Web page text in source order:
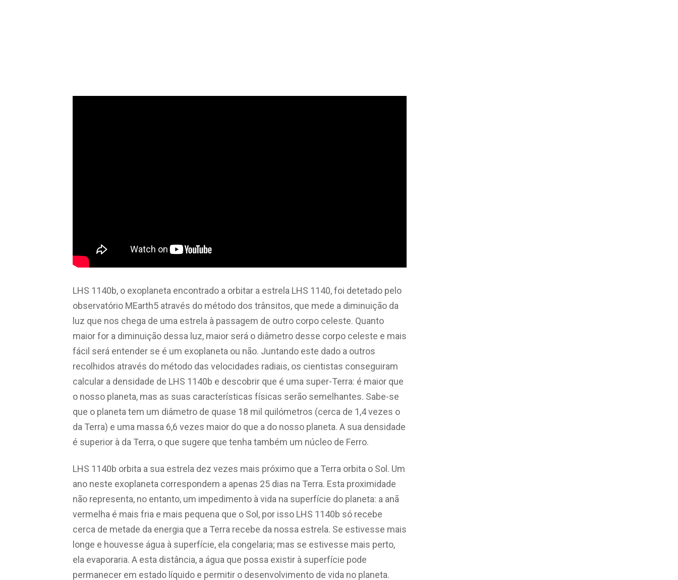
LHS 1140b, o exoplaneta encontrado a orbitar a estrela LHS 1140, foi detetado pelo
observatório MEarth5 através do método dos trânsitos, que mede a diminuição da
luz que nos chega de uma estrela à passagem de outro corpo celeste. Quanto
maior for a diminuição dessa luz, maior será o diâmetro desse corpo celeste e mais
fácil será entender se é um exoplaneta ou não. Juntando este dado a outros
recolhidos através do método das velocidades radiais, os cientistas conseguiram
calcular a densidade de LHS 1140b e descobrir que é uma super-Terra: é maior que
o nosso planeta, mas as suas características físicas serão semelhantes. Sabe-se
que o planeta tem um diâmetro de quase 18 mil quilómetros (cerca de 1,4 vezes o
da Terra) e uma massa 6,6 vezes maior do que a do nosso planeta. A sua densidade
é superior à da Terra, o que sugere que tenha também um núcleo de Ferro.
LHS 1140b orbita a sua estrela dez vezes mais próximo que a Terra orbita o Sol. Um
ano neste exoplaneta correspondem a apenas 25 dias na Terra. Esta proximidade
não representa, no entanto, um impedimento à vida na superfície do planeta: a anã
vermelha é mais fria e mais pequena que o Sol, por isso LHS 1140b só recebe
cerca de metade da energia que a Terra recebe da nossa estrela. Se estivesse mais
longe e houvesse água à superfície, ela congelaria; mas se estivesse mais perto,
ela evaporaria. A esta distância, a água que possa existir à superfície pode
permanecer em estado líquido e permitir o desenvolvimento de vida no planeta.